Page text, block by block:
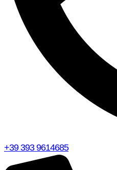
+39 393 9614685